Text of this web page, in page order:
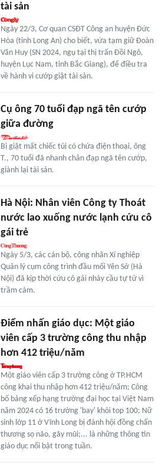
tài sản
Ngày 22/3, Cơ quan CSĐT Công an huyện Đức
Hòa (tỉnh Long An) cho biết, vừa tạm giữ Đoàn
Văn Huy (SN 2024, ngụ tại thị trấn Đồi Ngô,
huyện Lục Nam, tỉnh Bắc Giang), để điều tra
về hành vi cướp giật tài sản.
Cụ ông 70 tuổi đạp ngã tên cướp
giữa đường
Bị giật mất chiếc túi có chứa điện thoại, ông
T., 70 tuổi đã nhanh chân đạp ngã tên cướp,
giành lại tài sản.
Hà Nội: Nhân viên Công ty Thoát
nước lao xuống nước lạnh cứu cô
gái trẻ
Ngày 5/3, các cán bộ, công nhân Xí nghiệp
Quản lý cụm công trình đầu mối Yên Sở (Hà
Nội) đã kịp thời cứu cô gái nhảy cầu tự tử vì
trầm cảm.
Điểm nhấn giáo dục: Một giáo
viên cấp 3 trường công thu nhập
hơn 412 triệu/năm
Một giáo viên cấp 3 trường công ở TP.HCM
công khai thu nhập hơn 412 triệu/năm; Công
bố bảng xếp hạng trường đại học tại Việt Nam
năm 2024 có 16 trường 'bay' khỏi top 100; Nữ
sinh lớp 11 ở Vĩnh Long bị đánh hội đồng chấn
thương sọ não, gãy mũi;... là những thông tin
giáo dục nổi bật trong tuần.